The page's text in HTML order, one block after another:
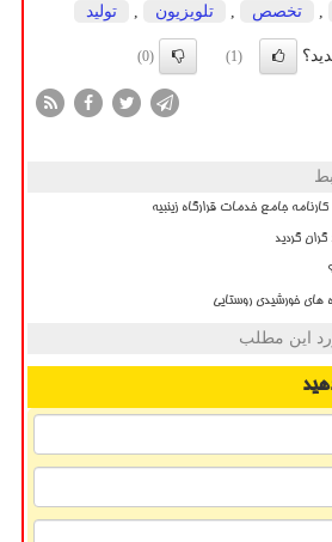
تخصص تلویزیون تولید
(1)
(0)
های خورشیدی روستایی
این مطلب